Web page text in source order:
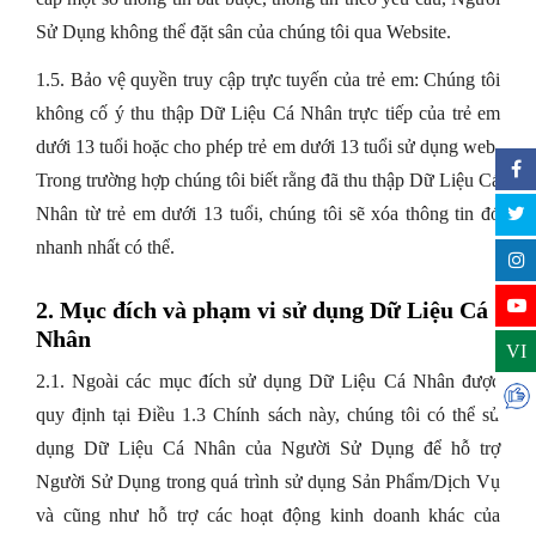
Sử Dụng không thể đặt sân của chúng tôi qua Website.
1.5. Bảo vệ quyền truy cập trực tuyến của trẻ em: Chúng tôi
không cố ý thu thập Dữ Liệu Cá Nhân trực tiếp của trẻ em
dưới 13 tuổi hoặc cho phép trẻ em dưới 13 tuổi sử dụng web.
Trong trường hợp chúng tôi biết rằng đã thu thập Dữ Liệu Cá
Nhân từ trẻ em dưới 13 tuổi, chúng tôi sẽ xóa thông tin đó
nhanh nhất có thể.
2. Mục đích và phạm vi sử dụng Dữ Liệu Cá
Nhân
2.1. Ngoài các mục đích sử dụng Dữ Liệu Cá Nhân được
quy định tại Điều 1.3 Chính sách này, chúng tôi có thể sử
dụng Dữ Liệu Cá Nhân của Người Sử Dụng để hỗ trợ
Người Sử Dụng trong quá trình sử dụng Sản Phẩm/Dịch Vụ
và cũng như hỗ trợ các hoạt động kinh doanh khác của
VI